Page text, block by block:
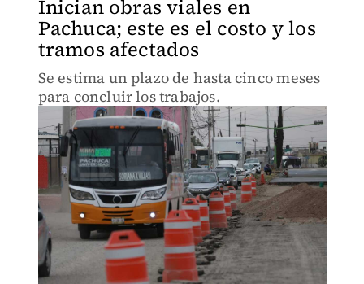
Inician obras viales en
Pachuca; este es el costo y los
tramos afectados
Se estima un plazo de hasta cinco meses
para concluir los trabajos.